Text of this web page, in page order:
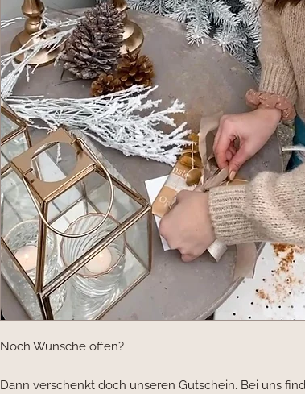
Noch Wünsche offen?
Dann verschenkt doch unseren Gutschein. Bei uns